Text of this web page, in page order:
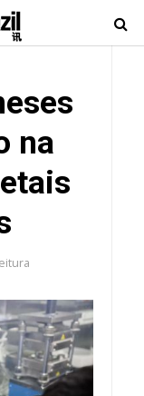
na